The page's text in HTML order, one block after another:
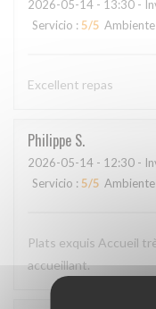
2026-05-14 - 13:30 -
Servicio : 5/5 Ambiente
Excellent repas
Philippe S
2026-05-14 - 12:30 -
Servicio : 5/5 Ambiente
Plats exquis Accueil
accueillant.